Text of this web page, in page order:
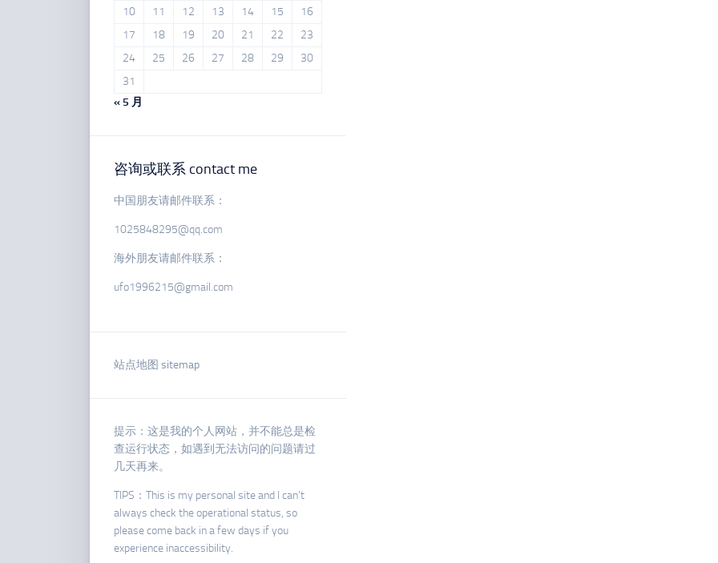
10
11 12 13 14 15
16
17
18 19 20 21 22
23
24
25 26 27 28 29
30
31
« 5 月
咨询或联系 contact me
中国朋友请邮件联系：
1025848295@qq.com
海外朋友请邮件联系：
ufo1996215@gmail.com
站点地图 sitemap
提示：这是我的个人网站，并不能总是检
查运行状态，如遇到无法访问的问题请过
几天再来。
TIPS：This is my personal site and I can’t
always check the operational status, so
please come back in a few days if you
experience inaccessibility.